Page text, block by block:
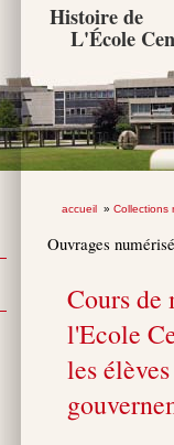
Histoire de
L'École
accueil» Collections
Ouvrages
Cours de
l'Ecole
les